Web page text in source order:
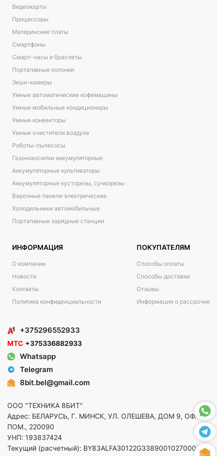
Видеокарты
Процессоры
Материнские платы
Смартфоны
Смарт-часы и браслеты
Портативные колонки
Экшн-камеры
Умные автоматические кофемашины
Умные мобильные кондиционеры
Умные конвекторы
Умные очистители воздуха
Роботы-пылесосы
Газонокосилки аккумуляторные
Аккумуляторные культиваторы
Аккумуляторные кусторезы, сучкорезы
Варочные панели электрические
Холодильники автомобильные
Портативные зарядные станции
ИНФОРМАЦИЯ
О компании
Новости
Контакты
Политика конфиденциальности
ПОКУПАТЕЛЯМ
Способы оплаты
Способы доставки
Отзывы
Информация о рассрочке
+375296552933
МТС +375336882933
Whatsapp
Telegram
8bit.bel@gmail.com
ООО "ТЕХНИКА 8БИТ"
Адрес: БЕЛАРУСЬ, Г. МИНСК, УЛ. ОЛЕШЕВА, ДОМ 9, ОФ. 5,
ПОМ., 220090
УНП: 193837424
Текущий (расчетный): BY83ALFA30122G33890010270000 в